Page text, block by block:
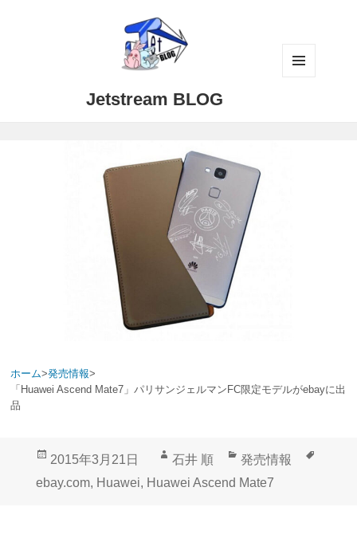
Jetstream BLOG
ホーム>発売情報>
「Huawei Ascend Mate7」パリサンジェルマンFC限定モデルがebayに出
品
投
稿
2015年3月21日
作
成
石井 順
カ
テ
発売情報
ebay.com, Huawei, Huawei Ascend Mate7